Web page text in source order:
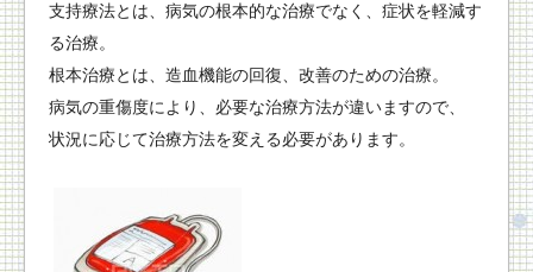
支持療法とは、病気の根本的な治療でなく、症状を軽減す
る治療。
根本治療とは、造血機能の回復、改善のための治療。
病気の重傷度により、必要な治療方法が違いますので、
状況に応じて治療方法を変える必要があります。